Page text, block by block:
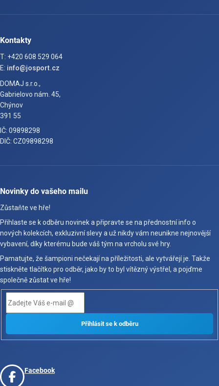
Kontakty
T: +420 608 529 064
E: info@josport.cz
DOMAJ s.r.o.,
Gabrielovo nám. 45,
Chýnov
391 55
IČ: 09898298
DIČ: CZ09898298
Novinky do vašeho mailu
Zůstaňte ve hře!
Přihlaste se k odběru novinek a připravte se na přednostní info o
nových kolekcích, exkluzivní slevy a už nikdy vám neunikne nejnovější
vybavení, díky kterému bude váš tým na vrcholu své hry.
Pamatujte, že šampioni nečekají na příležitosti, ale vytvářejí je. Takže
stiskněte tlačítko pro odběr, jako by to byl vítězný výstřel, a pojďme
společně zůstat ve hře!
Facebook